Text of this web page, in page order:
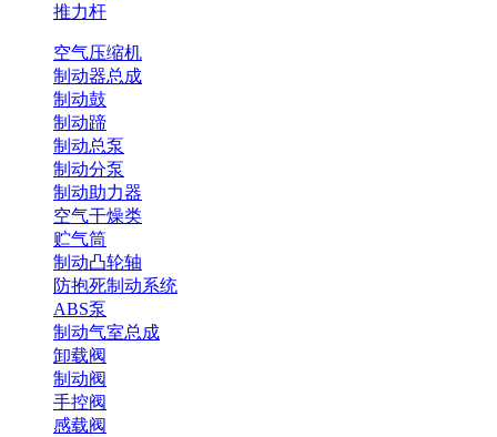
推力杆
空气压缩机
制动器总成
制动鼓
制动蹄
制动总泵
制动分泵
制动助力器
空气干燥类
贮气筒
制动凸轮轴
防抱死制动系统
ABS泵
制动气室总成
卸载阀
制动阀
手控阀
感载阀